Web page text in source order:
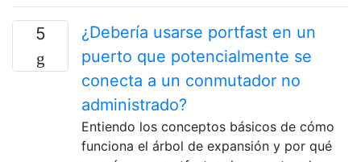
5
¿Debería usarse portfast en un
puerto que potencialmente se
conecta a un conmutador no
administrado?
Entiendo los conceptos básicos de cómo
funciona el árbol de expansión y por qué